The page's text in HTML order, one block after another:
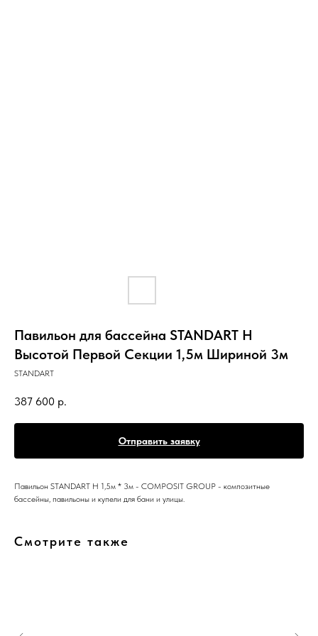
Павильон для бассейна STANDART H
Высотой Первой Секции 1,5м Шириной 3м
STANDART
387 600 р.
Отправить заявку
Павильон STANDART H 1,5м * 3м - COMPOSIT GROUP - композитные
бассейны, павильоны и купели для бани и улицы.
Смотрите также